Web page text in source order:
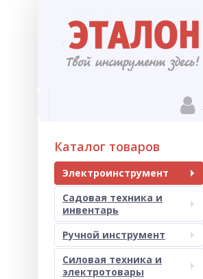
Каталог товаров
Электроинструмент
Садовая техника и
инвентарь
Ручной инструмент
Силовая техника и
электротовары